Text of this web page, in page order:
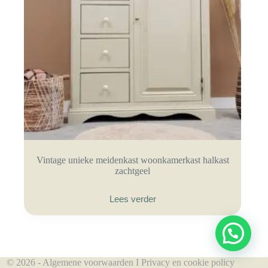
Vintage unieke meidenkast woonkamerkast halkast
zachtgeel
Lees verder
© 2026 - Algemene voorwaarden I Privacy en cookie policy